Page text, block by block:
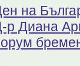
на
р Диана